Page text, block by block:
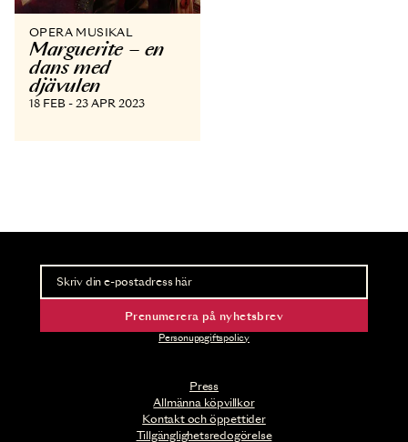
OPERA MUSIKAL
Marguerite – en
dans med
djävulen
18 FEB - 23 APR 2023
Press
Allmänna köpvillkor
Kontakt och öppettider
Tillgänglighetsredogörelse
Nyhetsbrev
Ta del av förhandsinformation och biljettsläpp.
Prenumerera på nyhetsbrev
Personuppgiftspolicy